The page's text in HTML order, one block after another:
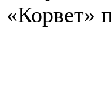
«Корвет»